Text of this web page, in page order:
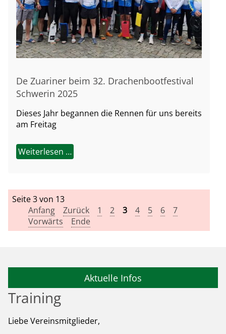
De Zuariner beim 32. Drachenbootfestival
Schwerin 2025
Dieses Jahr begannen die Rennen für uns bereits
am Freitag
Weiterlesen …
Seite 3 von 13
Anfang
Zurück 1 2 3 4 5 6
7
Vorwärts
Ende
Aktuelle Infos
Training
Liebe Vereinsmitglieder,